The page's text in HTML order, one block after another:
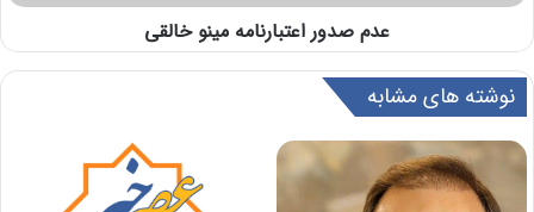
عدم صدور اعتبارنامه مینو خالقی
نوشته های مشابه